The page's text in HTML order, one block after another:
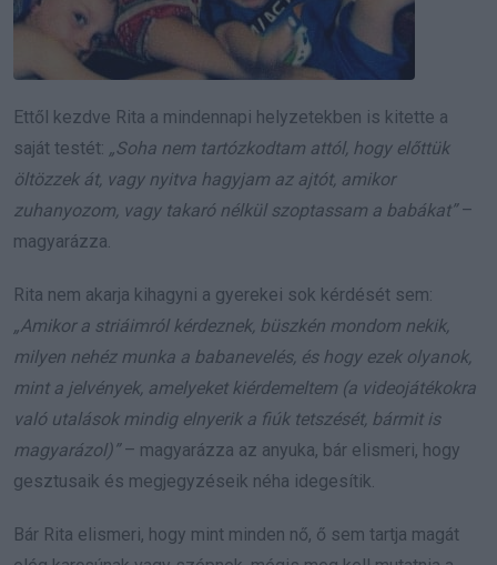
Ettől kezdve Rita a mindennapi helyzetekben is kitette a
saját testét: „Soha nem tartózkodtam attól, hogy előttük
öltözzek át, vagy nyitva hagyjam az ajtót, amikor
zuhanyozom, vagy takaró nélkül szoptassam a babákat”–
magyarázza.
Rita nem akarja kihagyni a gyerekei sok kérdését sem:
„Amikor a striáimról kérdeznek, büszkén mondom nekik,
milyen nehéz munka a babanevelés, és hogy ezek olyanok,
mint a jelvények, amelyeket kiérdemeltem (a videojátékokra
való utalások mindig elnyerik a fiúk tetszését, bármit is
magyarázol)”– magyarázza az anyuka, bár elismeri, hogy
gesztusaik és megjegyzéseik néha idegesítik.
Bár Rita elismeri, hogy mint minden nő, ő sem tartja magát